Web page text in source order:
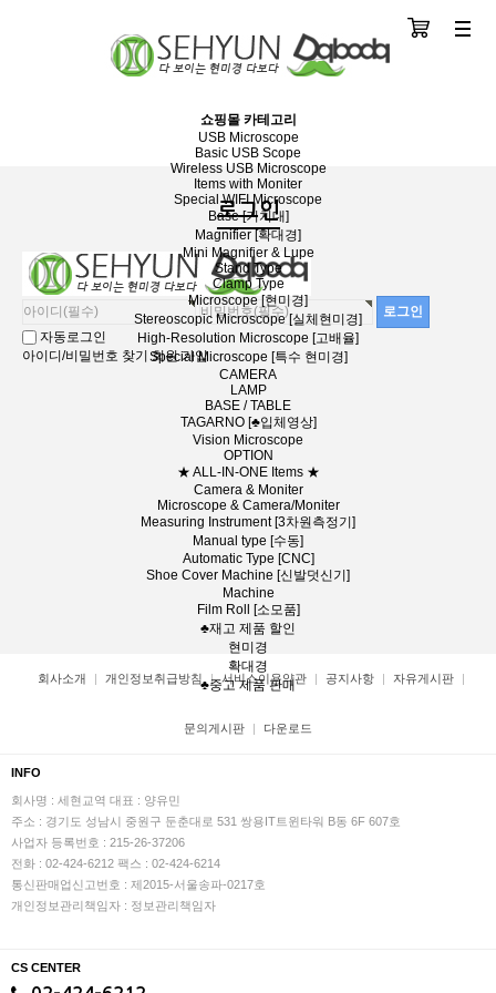
쇼핑몰 카테고리
USB Microscope
Basic USB Scope
Wireless USB Microscope
Items with Moniter
Special WIFI Microscope
Base [거치대]
Magnifier [확대경]
Mini Magnifier & Lupe
Stand Type
Clamp Type
Microscope [현미경]
Stereoscopic Microscope [실체현미경]
High-Resolution Microscope [고배율]
Special Microscope [특수 현미경]
CAMERA
LAMP
BASE / TABLE
TAGARNO [♣입체영상]
Vision Microscope
OPTION
★ ALL-IN-ONE Items ★
Camera & Moniter
Microscope & Camera/Moniter
Measuring Instrument [3차원측정기]
Manual type [수동]
Automatic Type [CNC]
Shoe Cover Machine [신발덧신기]
Machine
Film Roll [소모품]
♣재고 제품 할인
현미경
확대경
♣중고 제품 판매
분류
로그인
자동로그인
아이디/비밀번호 찾기 회원 가입
회사소개 개인정보취급방침 서비스이용약관 공지사항 자유게시판
문의게시판 다운로드
INFO
회사명 : 세현교역 대표 : 양유민
주소 : 경기도 성남시 중원구 둔춘대로 531 쌍용IT트윈타워 B동 6F 607호
사업자 등록번호 : 215-26-37206
전화 : 02-424-6212 팩스 : 02-424-6214
통신판매업신고번호 : 제2015-서울송파-0217호
개인정보관리책임자 : 정보관리책임자
CS CENTER